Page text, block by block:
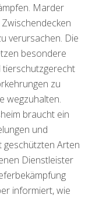
Marder
verursachen. Die
besondere
zu
wegzuhalten.
braucht ein
und
geschützten Arten
Dienstleister
informiert, wie